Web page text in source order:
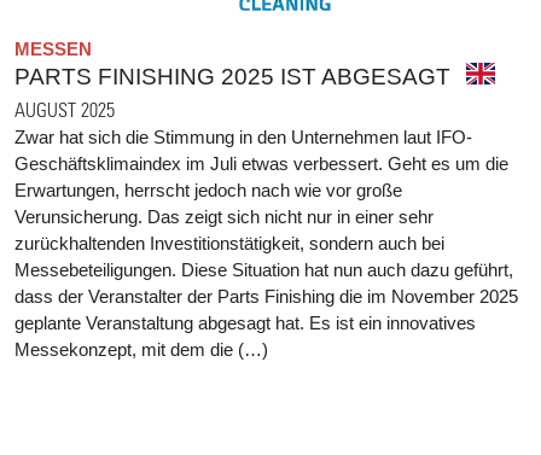
MESSEN
PARTS FINISHING 2025 IST ABGESAGT
AUGUST 2025
Zwar hat sich die Stimmung in den Unternehmen laut IFO-
Geschäftsklimaindex im Juli etwas verbessert. Geht es um die
Erwartungen, herrscht jedoch nach wie vor große
Verunsicherung. Das zeigt sich nicht nur in einer sehr
zurückhaltenden Investitionstätigkeit, sondern auch bei
Messebeteiligungen. Diese Situation hat nun auch dazu geführt,
dass der Veranstalter der Parts Finishing die im November 2025
geplante Veranstaltung abgesagt hat. Es ist ein innovatives
Messekonzept, mit dem die (…)